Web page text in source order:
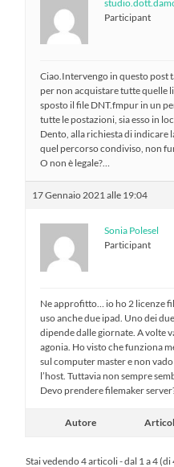
Participant
Ciao.Intervengo in questo post
per non acquistare tutte quelle
sposto il file DNT.fmpur in un
tutte le postazioni, sia esso in
Dento, alla richiesta di indicare
quel percorso condiviso, non
O non è legale?…
17 Gennaio 2021 alle 19:04
Sonia Polesel
Participant
Ne approfitto… io ho 2 licenze
uso anche due ipad. Uno dei
dipende dalle giornate. A volte
agonia. Ho visto che funziona
sul computer master e non
l’host. Tuttavia non sempre
Devo prendere filemaker
Autore
Stai vedendo 4 articoli - dal 1 a 4 (di